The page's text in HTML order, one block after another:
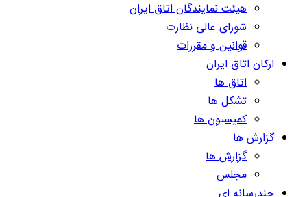
هیئت نمایندگان اتاق ایران
شورای عالی نظارت
قوانین و مقررات
ارکان اتاق ایران
اتاق ها
تشکل ها
کمیسیون ها
گزارش ها
گزارش ها
مجلس